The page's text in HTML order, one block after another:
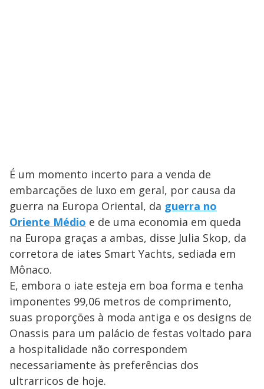
É um momento incerto para a venda de
embarcações de luxo em geral, por causa da
guerra na Europa Oriental, da guerra no
Oriente Médio e de uma economia em queda
na Europa graças a ambas, disse Julia Skop, da
corretora de iates Smart Yachts, sediada em
Mônaco.
E, embora o iate esteja em boa forma e tenha
imponentes 99,06 metros de comprimento,
suas proporções à moda antiga e os designs de
Onassis para um palácio de festas voltado para
a hospitalidade não correspondem
necessariamente às preferências dos
ultrarricos de hoje.